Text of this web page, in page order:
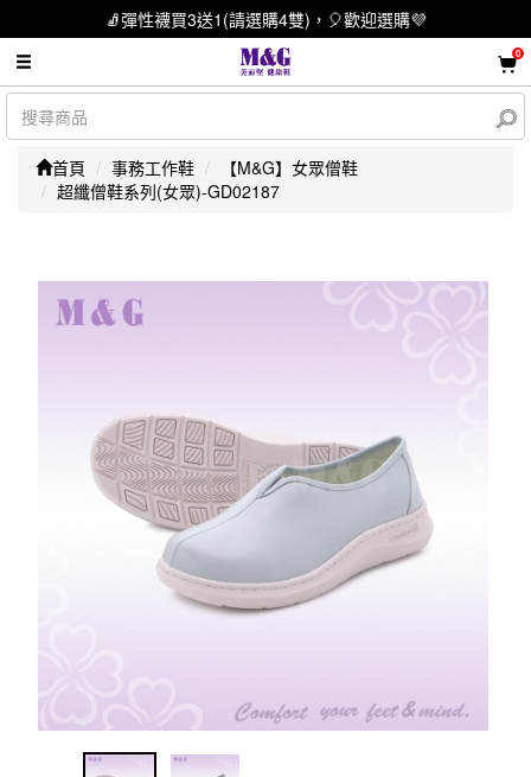
🧦彈性襪買3送1(請選購4雙)，🎈歡迎選購💜
0
首頁 事務工作鞋
【M&G】女眾僧鞋
超纖僧鞋系列(女眾)-GD02187